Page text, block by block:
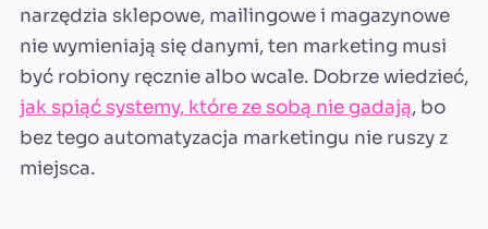
narzędzia sklepowe, mailingowe i magazynowe
nie wymieniają się danymi, ten marketing musi
być robiony ręcznie albo wcale. Dobrze wiedzieć,
jak spiąć systemy, które ze sobą nie gadają, bo
bez tego automatyzacja marketingu nie ruszy z
miejsca.